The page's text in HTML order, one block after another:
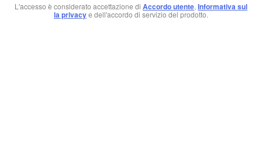
L'accesso è considerato accettazione di Accordo utente, Informativa sul
la privacye dell'accordo di servizio del prodotto.